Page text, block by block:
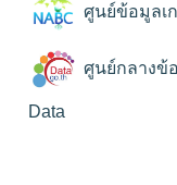
ศูนย์ข้อมูลเ
ศูนย์กลางข้
Data